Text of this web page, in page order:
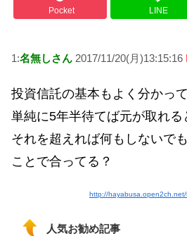
Pocket LINE
1:名無しさん 2017/11/20(月)13:15:16
投資信託の基本もよく分かっ
単純に5年半待てば元が取れる
それを超えれば何もしないで
ことで合ってる？
http://
人気お勧め記事